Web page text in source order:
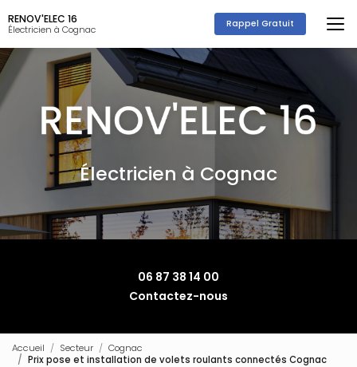
au
contenu
principal
RENOV'ELEC 16
Électricien à Cognac Rappel Gratuit
Électricien à Cognac
06 87 38 14 00
Contactez-nous
Accueil Secteur
Cognac
Prix pose et installation de volets roulants connectés Cognac